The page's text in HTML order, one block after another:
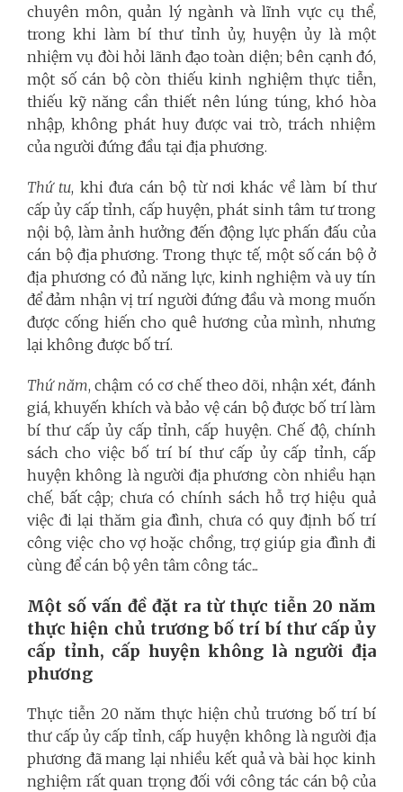
chuyên môn, quản lý ngành và lĩnh vực cụ thể,
trong khi làm bí thư tỉnh ủy, huyện ủy là một
nhiệm vụ đòi hỏi lãnh đạo toàn diện; bên cạnh đó,
một số cán bộ còn thiếu kinh nghiệm thực tiễn,
thiếu kỹ năng cần thiết nên lúng túng, khó hòa
nhập, không phát huy được vai trò, trách nhiệm
của người đứng đầu tại địa phương.
Thứ tư, khi đưa cán bộ từ nơi khác về làm bí thư
cấp ủy cấp tỉnh, cấp huyện, phát sinh tâm tư trong
nội bộ, làm ảnh hưởng đến động lực phấn đấu của
cán bộ địa phương. Trong thực tế, một số cán bộ ở
địa phương có đủ năng lực, kinh nghiệm và uy tín
để đảm nhận vị trí người đứng đầu và mong muốn
được cống hiến cho quê hương của mình, nhưng
lại không được bố trí.
Thứ năm, chậm có cơ chế theo dõi, nhận xét, đánh
giá, khuyến khích và bảo vệ cán bộ được bố trí làm
bí thư cấp ủy cấp tỉnh, cấp huyện. Chế độ, chính
sách cho việc bố trí bí thư cấp ủy cấp tỉnh, cấp
huyện không là người địa phương còn nhiều hạn
chế, bất cập; chưa có chính sách hỗ trợ hiệu quả
việc đi lại thăm gia đình, chưa có quy định bố trí
công việc cho vợ hoặc chồng, trợ giúp gia đình đi
cùng để cán bộ yên tâm công tác...
Một số vấn đề đặt ra từ thực tiễn 20 năm
thực hiện chủ trương bố trí bí thư cấp ủy
cấp tỉnh, cấp huyện không là người địa
phương
Thực tiễn 20 năm thực hiện chủ trương bố trí bí
thư cấp ủy cấp tỉnh, cấp huyện không là người địa
phương đã mang lại nhiều kết quả và bài học kinh
nghiệm rất quan trọng đối với công tác cán bộ của